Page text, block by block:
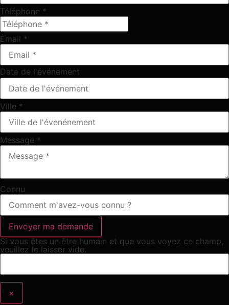
Téléphone *
Email *
Date de l'événement
Ville *
Message *
Connu
Si vous êtes un être humain et que vous voyez ce champ,
veuillez le laisser vide.
×